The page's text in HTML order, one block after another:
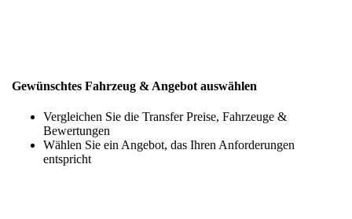
Gewünschtes Fahrzeug & Angebot auswählen
Vergleichen Sie die Transfer Preise, Fahrzeuge &
Bewertungen
Wählen Sie ein Angebot, das Ihren Anforderungen
entspricht